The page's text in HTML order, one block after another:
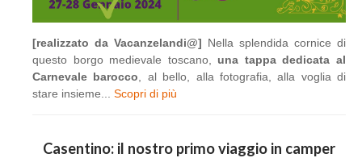
[realizzato da Vacanzelandi@] Nella splendida cornice di
questo borgo medievale toscano, una tappa dedicata al
Carnevale barocco, al bello, alla fotografia, alla voglia di
stare insieme... Scopri di più
Casentino: il nostro primo viaggio in camper